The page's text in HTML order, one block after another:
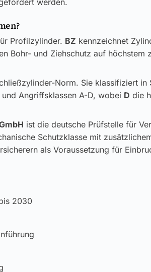
werden.
Profilzylinder. BZ kennzeichnet
Bohr- und Ziehschutz auf höchstem
Norm. Sie klassifiziert in
Angriffsklassen A-D, wobei D die
ist die deutsche Prüfstelle für
Schutzklasse mit
als Voraussetzung für
2030